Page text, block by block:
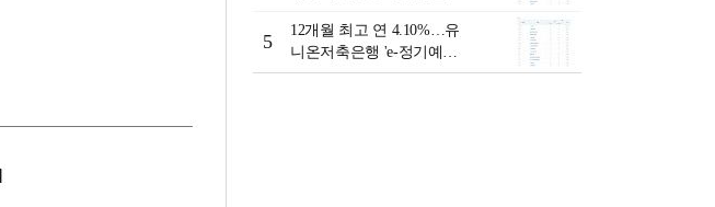
리-8월 2주]
5
12개월 최고 연 4.10%…유
니온저축은행 'e-정기예
금'[이주의 저축은행 예금금